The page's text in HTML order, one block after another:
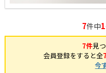
7件中
7件見
会員登録をすると全
今